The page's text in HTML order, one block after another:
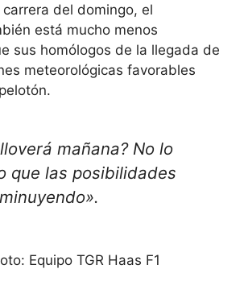
del domingo, el
está mucho menos
sus homólogos de la llegada de
meteorológicas favorables
mañana? No lo
que las posibilidades
Equipo TGR Haas F1